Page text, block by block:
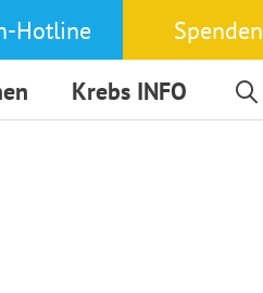
Hotline
Spenden
Krebs INFO